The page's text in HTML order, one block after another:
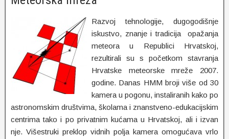
Razvoj tehnologije, dugogodišnje
iskustvo, znanje i tradicija opažanja
meteora u Republici Hrvatskoj,
rezultirali su s početkom stavranja
Hrvatske meteorske mreže 2007.
godine. Danas HMM broji više od 30
kamera u pogonu, instaliranih kako po
astronomskim društvima, školama i znanstveno-edukacijskim
centrima tako i po privatnim kućama u Hrvatskoj, ali i izvan
nje. Višestruki preklop vidnih polja kamera omogućava vrlo